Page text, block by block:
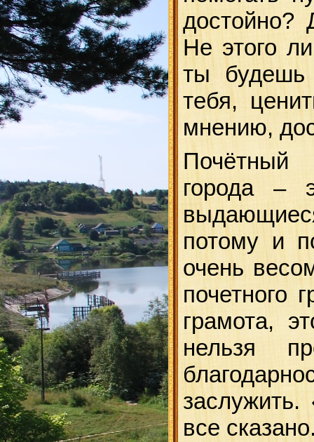
достойно?
Не этого
ты будешь
тебя,
мнению,
Почётный
города –
потому и
очень
почетного
грамота,
нельзя
все